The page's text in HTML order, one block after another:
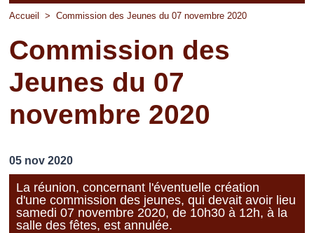
Accueil
La mairie
Découvrir Pierrefitte
Vie pratique
Accueil > Commission des Jeunes du 07 novembre 2020
Commission des
Jeunes du 07
novembre 2020
05 nov 2020
La réunion, concernant l'éventuelle création
d'une commission des jeunes, qui devait avoir lieu
samedi 07 novembre 2020, de 10h30 à 12h, à la
salle des fêtes, est annulée.